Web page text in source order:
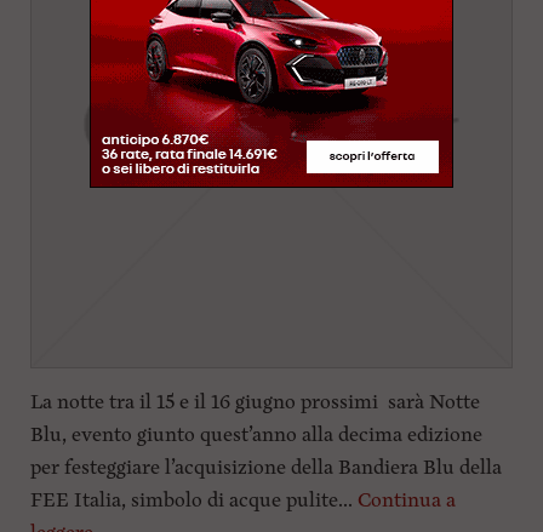
La notte tra il 15 e il 16 giugno prossimi sarà Notte
Blu, evento giunto quest’anno alla decima edizione
per festeggiare l’acquisizione della Bandiera Blu della
FEE Italia, simbolo di acque pulite... Continua a